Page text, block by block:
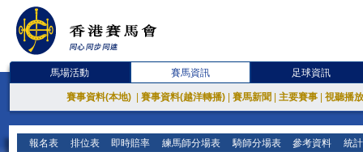
馬場活動 賽馬資訊 足球資訊
賽事資料(本地) 賽事資料(越洋轉播) 賽馬新聞 主要賽事 視聽播
報名表 排位表 即時賠率 練馬師分場表 騎師分場表 參考資料 統